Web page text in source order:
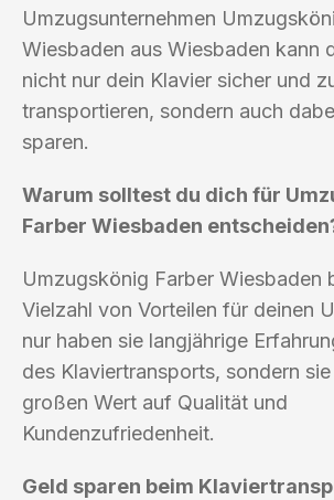
Umzugsunternehmen
Wiesbaden aus Wiesbaden kann
nicht nur dein Klavier sicher und
transportieren, sondern auch
sparen.
Warum solltest du dich für
Farber Wiesbaden
Umzugskönig Farber Wiesbaden
Vielzahl von Vorteilen für deinen
nur haben sie langjährige
des Klaviertransports, sondern
großen Wert auf Qualität und
Kundenzufriedenheit.
Geld sparen beim